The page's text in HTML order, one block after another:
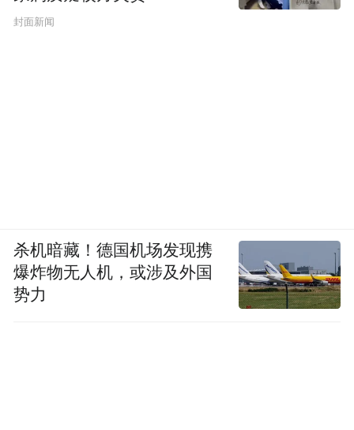
封面新闻
杀机暗藏！德国机场发现携
爆炸物无人机，或涉及外国
势力